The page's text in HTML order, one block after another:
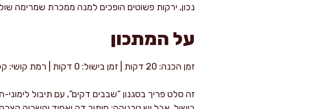
נכון, ירקות פשוטים הופכים למנה ממכרת שמרימה
על המתכון
זמן הכנה: 20 דקות | זמן בישול: 0 דקות | רמת קושי: קל-בינוני | לכמה סועדים: 6–8 כמנת סלט
זה סלט פריך בסגנון “שבבים דקים”, עם תיבול